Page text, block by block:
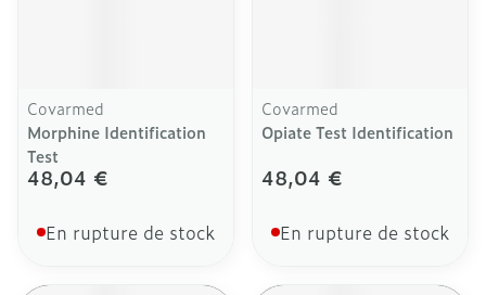
Covarmed
Morphine Identification
Test
48,04 €
En rupture de stock
Covarmed
Opiate Test Identification
48,04 €
En rupture de stock